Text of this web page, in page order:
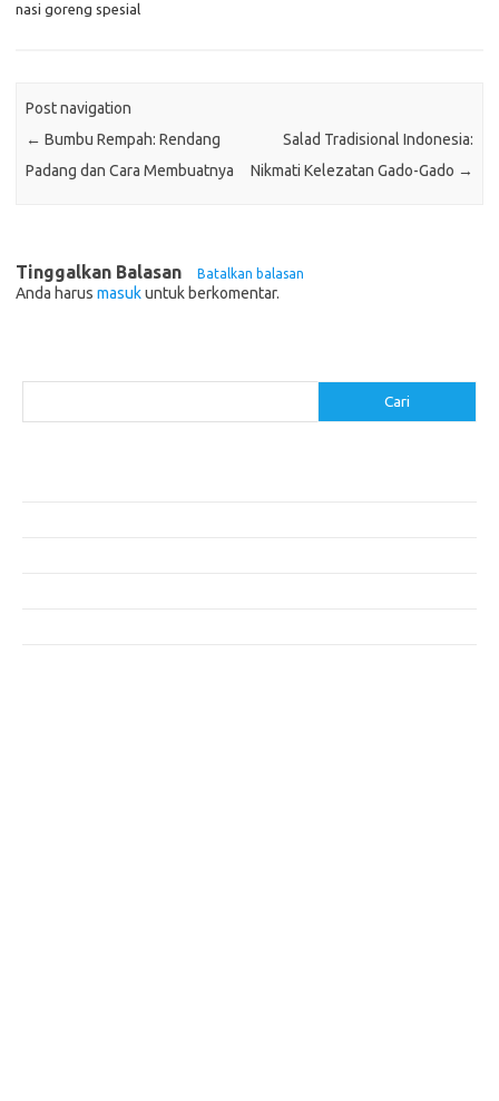
nasi goreng spesial
Post navigation
← Bumbu Rempah: Rendang
Padang dan Cara Membuatnya
Salad Tradisional Indonesia:
Nikmati Kelezatan Gado-Gado →
Tinggalkan Balasan Batalkan balasan
Anda harus masukuntuk berkomentar.
Cari